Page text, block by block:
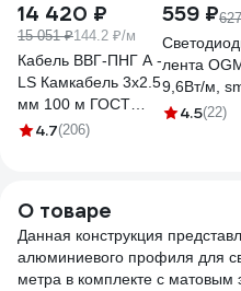
14 420 ₽
15 051 ₽144.2 ₽/м
Кабель ВВГ-ПНГ А -
LS Камкабель 3x2.5
мм 100 м ГОСТ
1157К30HG00070А0100М
4.7(206)
559 ₽
лента
9,6Вт/м,
120д/м,
4.5(22)
О товаре
Данная конструкция
алюминиевого профиля для
метра в комплекте с матовым